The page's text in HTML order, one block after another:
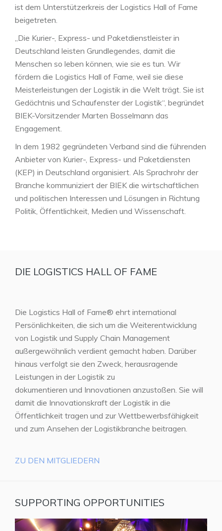
ist dem Unterstützerkreis der Logistics Hall of Fame
beigetreten.
„Die Kurier-, Express- und Paketdienstleister in
Deutschland leisten Grundlegendes, damit die
Menschen so leben können, wie sie es tun. Wir
fördern die Logistics Hall of Fame, weil sie diese
Meisterleistungen der Logistik in die Welt trägt. Sie ist
Gedächtnis und Schaufenster der Logistik“, begründet
BIEK-Vorsitzender Marten Bosselmann das
Engagement.
In dem 1982 gegründeten Verband sind die führenden
Anbieter von Kurier-, Express- und Paketdiensten
(KEP) in Deutschland organisiert. Als Sprachrohr der
Branche kommuniziert der BIEK die wirtschaftlichen
und politischen Interessen und Lösungen in Richtung
Politik, Öffentlichkeit, Medien und Wissenschaft.
DIE LOGISTICS HALL OF FAME
Die Logistics Hall of Fame® ehrt international
Persönlichkeiten, die sich um die Weiterentwicklung
von Logistik und Supply Chain Management
außergewöhnlich verdient gemacht haben. Darüber
hinaus verfolgt sie den Zweck, herausragende
Leistungen in der Logistik zu
dokumentieren und Innovationen anzustoßen. Sie will
damit die Innovationskraft der Logistik in die
Öffentlichkeit tragen und zur Wettbewerbsfähigkeit
und zum Ansehen der Logistikbranche beitragen.
ZU DEN MITGLIEDERN
SUPPORTING OPPORTUNITIES